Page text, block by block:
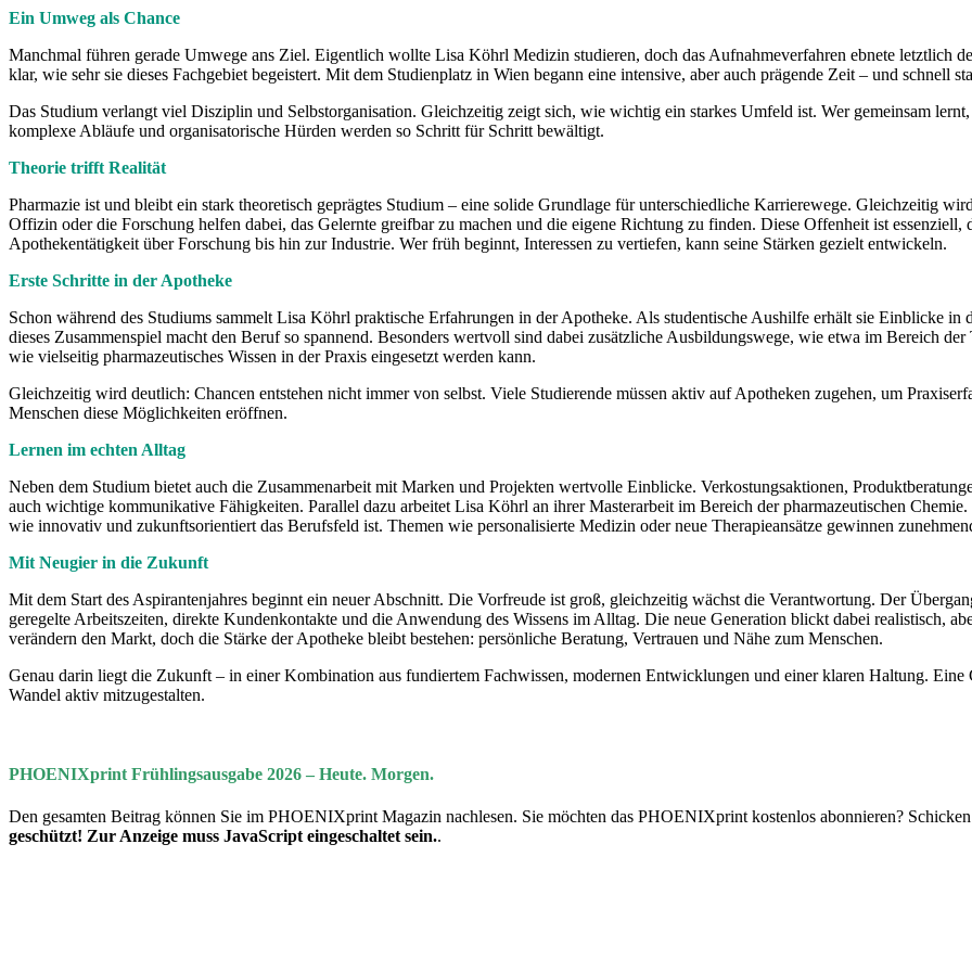
Ein Umweg als Chance
Manchmal führen gerade Umwege ans Ziel. Eigentlich wollte Lisa Köhrl Medizin studieren, doch das Aufnahmeverfahren ebnete letztlich
klar, wie sehr sie dieses Fachgebiet begeistert. Mit dem Studienplatz in Wien begann eine intensive, aber auch prägende Zeit – und schnell
Das Studium verlangt viel Disziplin und Selbstorganisation. Gleichzeitig zeigt sich, wie wichtig ein starkes Umfeld ist. Wer gemeinsam
komplexe Abläufe und organisatorische Hürden werden so Schritt für Schritt bewältigt.
Theorie trifft Realität
Pharmazie ist und bleibt ein stark theoretisch geprägtes Studium – eine solide Grundlage für unterschiedliche Karrierewege. Gleichzeitig
Offizin oder die Forschung helfen dabei, das Gelernte greifbar zu machen und die eigene Richtung zu finden. Diese Offenheit ist
Apothekentätigkeit über Forschung bis hin zur Industrie. Wer früh beginnt, Interessen zu vertiefen, kann seine Stärken gezielt entwickeln.
Erste Schritte in der Apotheke
Schon während des Studiums sammelt Lisa Köhrl praktische Erfahrungen in der Apotheke. Als studentische Aushilfe erhält sie Einblicke
dieses Zusammenspiel macht den Beruf so spannend. Besonders wertvoll sind dabei zusätzliche Ausbildungswege, wie etwa im Bereich
wie vielseitig pharmazeutisches Wissen in der Praxis eingesetzt werden kann.
Gleichzeitig wird deutlich: Chancen entstehen nicht immer von selbst. Viele Studierende müssen aktiv auf Apotheken zugehen, um
Menschen diese Möglichkeiten eröffnen.
Lernen im echten Alltag
Neben dem Studium bietet auch die Zusammenarbeit mit Marken und Projekten wertvolle Einblicke. Verkostungsaktionen,
auch wichtige kommunikative Fähigkeiten. Parallel dazu arbeitet Lisa Köhrl an ihrer Masterarbeit im Bereich der pharmazeutischen
wie innovativ und zukunftsorientiert das Berufsfeld ist. Themen wie personalisierte Medizin oder neue Therapieansätze gewinnen
Mit Neugier in die Zukunft
Mit dem Start des Aspirantenjahres beginnt ein neuer Abschnitt. Die Vorfreude ist groß, gleichzeitig wächst die Verantwortung. Der
geregelte Arbeitszeiten, direkte Kundenkontakte und die Anwendung des Wissens im Alltag. Die neue Generation blickt dabei realistisch,
verändern den Markt, doch die Stärke der Apotheke bleibt bestehen: persönliche Beratung, Vertrauen und Nähe zum Menschen.
Genau darin liegt die Zukunft – in einer Kombination aus fundiertem Fachwissen, modernen Entwicklungen und einer klaren Haltung.
Wandel aktiv mitzugestalten.
PHOENIXprint Frühlingsausgabe 2026 – Heute. Morgen.
Den gesamten Beitrag können Sie im PHOENIXprint Magazin nachlesen. Sie möchten das PHOENIXprint kostenlos abonnieren?
geschützt! Zur Anzeige muss JavaScript eingeschaltet sein..